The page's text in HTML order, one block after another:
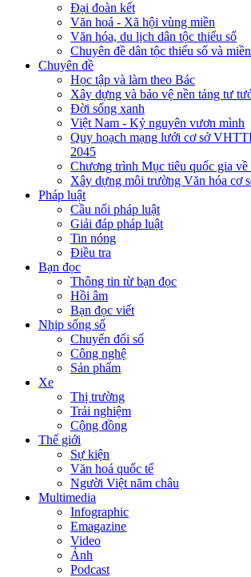
Đại đoàn kết
Văn hoá - Xã hội vùng miền
Văn hóa, du lịch dân tộc thiểu số
Chuyên đề dân tộc thiểu số và
Chuyên đề
Học tập và làm theo Bác
Xây dựng và bảo vệ nền tảng tư
Đời sống xanh
Việt Nam - Kỷ nguyên vươn mình
Quy hoạch mạng lưới cơ sở
2045
Chương trình Mục tiêu quốc gia về
Xây dựng môi trường Văn hóa cơ
Pháp luật
Cầu nối pháp luật
Giải đáp pháp luật
Tin nóng
Điều tra
Bạn đọc
Thông tin từ bạn đọc
Hồi âm
Bạn đọc viết
Nhịp sống số
Chuyển đổi số
Công nghệ
Sản phẩm
Xe
Thị trường
Trải nghiệm
Cộng đồng
Thế giới
Sự kiện
Văn hoá quốc tế
Người Việt năm châu
Multimedia
Infographic
Emagazine
Video
Ảnh
Podcast